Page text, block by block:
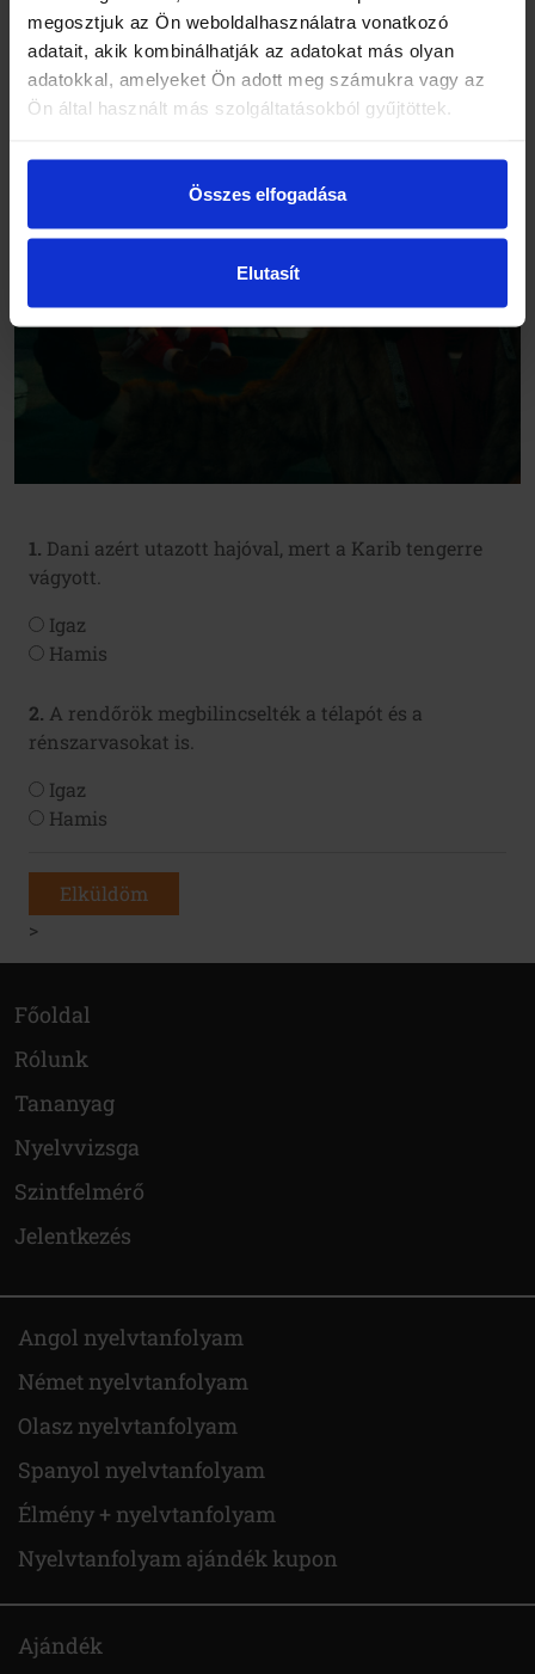
megosztjuk az Ön weboldalhasználatra vonatkozó
adatait, akik kombinálhatják az adatokat más olyan
adatokkal, amelyeket Ön adott meg számukra vagy az
Ön által használt más szolgáltatásokból gyűjtöttek.
Összes elfogadása
Elutasít
1. Dani azért utazott hajóval, mert a Karib tengerre
vágyott.
Igaz
Hamis
2. A rendőrök megbilincselték a télapót és a
rénszarvasokat is.
Igaz
Hamis
Elküldöm
>
Főoldal
Rólunk
Tananyag
Nyelvvizsga
Szintfelmérő
Jelentkezés
Angol nyelvtanfolyam
Német nyelvtanfolyam
Olasz nyelvtanfolyam
Spanyol nyelvtanfolyam
Élmény + nyelvtanfolyam
Nyelvtanfolyam ajándék kupon
Ajándék